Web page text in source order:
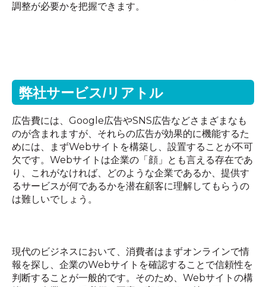
調整が必要かを把握できます。
弊社サービス/リアトル
広告費には、 Google広告やSNS広告などさまざまなも
のが含まれますが、それらの広告が効果的に機能するた
めには、まずWebサイトを構築し、設置することが不可
欠です。 Webサイトは企業の「顔」とも言える存在であ
り、これがなければ、どのような企業であるか、提供す
るサービスが何であるかを潜在顧客に理解してもらうの
は難しいでしょう。
現代のビジネスにおいて、消費者はまずオンラインで情
報を探し、企業のWebサイトを確認することで信頼性を
判断することが一般的です。そのため、 Webサイトの構